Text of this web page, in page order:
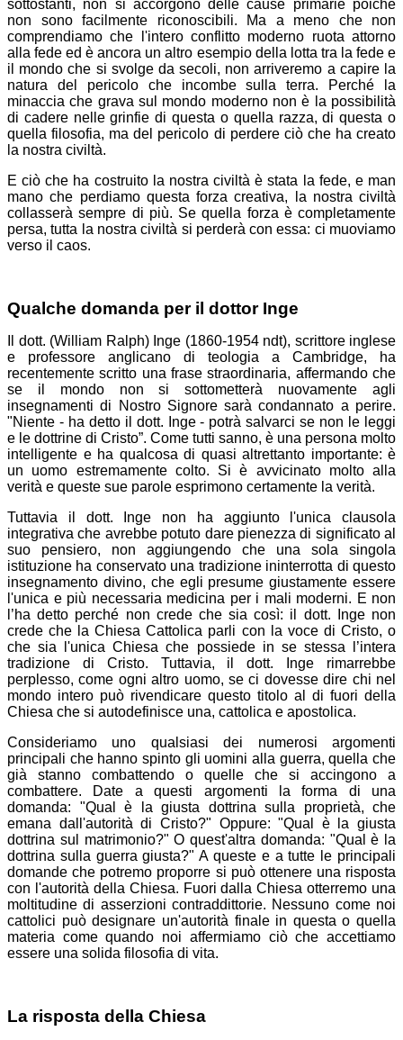
sottostanti, non si accorgono delle cause primarie poiché
non sono facilmente riconoscibili. Ma a meno che non
comprendiamo che l'intero conflitto moderno ruota attorno
alla fede ed è ancora un altro esempio della lotta tra la fede e
il mondo che si svolge da secoli, non arriveremo a capire la
natura del pericolo che incombe sulla terra. Perché la
minaccia che grava sul mondo moderno non è la possibilità
di cadere nelle grinfie di questa o quella razza, di questa o
quella filosofia, ma del pericolo di perdere ciò che ha creato
la nostra civiltà.
E ciò che ha costruito la nostra civiltà è stata la fede, e man
mano che perdiamo questa forza creativa, la nostra civiltà
collasserà sempre di più. Se quella forza è completamente
persa, tutta la nostra civiltà si perderà con essa: ci muoviamo
verso il caos.
Qualche domanda per il dottor Inge
Il dott. (William Ralph) Inge (1860-1954 ndt), scrittore inglese
e professore anglicano di teologia a Cambridge, ha
recentemente scritto una frase straordinaria, affermando che
se il mondo non si sottometterà nuovamente agli
insegnamenti di Nostro Signore sarà condannato a perire.
"Niente - ha detto il dott. Inge - potrà salvarci se non le leggi
e le dottrine di Cristo”. Come tutti sanno, è una persona molto
intelligente e ha qualcosa di quasi altrettanto importante: è
un uomo estremamente colto. Si è avvicinato molto alla
verità e queste sue parole esprimono certamente la verità.
Tuttavia il dott. Inge non ha aggiunto l'unica clausola
integrativa che avrebbe potuto dare pienezza di significato al
suo pensiero, non aggiungendo che una sola singola
istituzione ha conservato una tradizione ininterrotta di questo
insegnamento divino, che egli presume giustamente essere
l'unica e più necessaria medicina per i mali moderni. E non
l’ha detto perché non crede che sia così: il dott. Inge non
crede che la Chiesa Cattolica parli con la voce di Cristo, o
che sia l'unica Chiesa che possiede in se stessa l’intera
tradizione di Cristo. Tuttavia, il dott. Inge rimarrebbe
perplesso, come ogni altro uomo, se ci dovesse dire chi nel
mondo intero può rivendicare questo titolo al di fuori della
Chiesa che si autodefinisce una, cattolica e apostolica.
Consideriamo uno qualsiasi dei numerosi argomenti
principali che hanno spinto gli uomini alla guerra, quella che
già stanno combattendo o quelle che si accingono a
combattere. Date a questi argomenti la forma di una
domanda: "Qual è la giusta dottrina sulla proprietà, che
emana dall'autorità di Cristo?" Oppure: "Qual è la giusta
dottrina sul matrimonio?" O quest'altra domanda: "Qual è la
dottrina sulla guerra giusta?" A queste e a tutte le principali
domande che potremo proporre si può ottenere una risposta
con l'autorità della Chiesa. Fuori dalla Chiesa otterremo una
moltitudine di asserzioni contraddittorie. Nessuno come noi
cattolici può designare un'autorità finale in questa o quella
materia come quando noi affermiamo ciò che accettiamo
essere una solida filosofia di vita.
La risposta della Chiesa